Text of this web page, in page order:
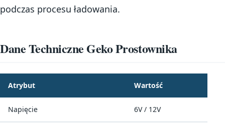
podczas procesu ładowania.
Dane Techniczne Geko Prostownika
Atrybut Wartość
Napięcie 6V / 12V